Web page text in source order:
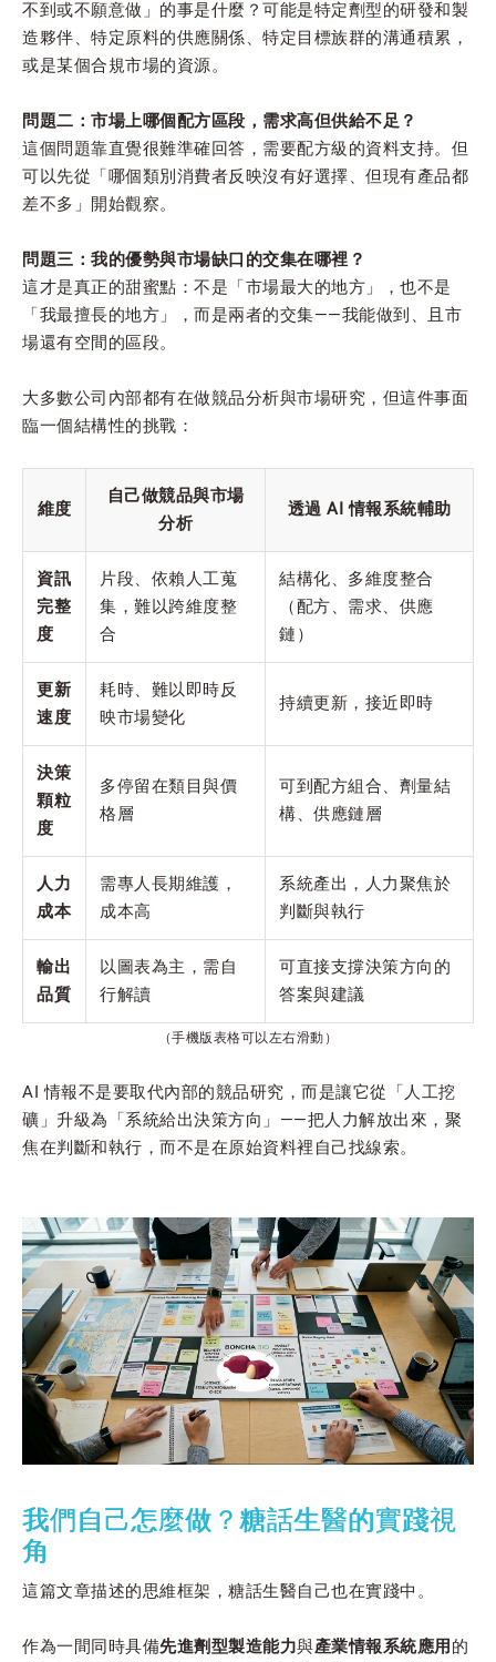
不到或不願意做」的事是什麼？可能是特定劑型的研發和製
造夥伴、特定原料的供應關係、特定目標族群的溝通積累，
或是某個合規市場的資源。
問題二：市場上哪個配方區段，需求高但供給不足？
這個問題靠直覺很難準確回答，需要配方級的資料支持。但
可以先從「哪個類別消費者反映沒有好選擇、但現有產品都
差不多」開始觀察。
問題三：我的優勢與市場缺口的交集在哪裡？
這才是真正的甜蜜點：不是「市場最大的地方」，也不是
「我最擅長的地方」，而是兩者的交集——我能做到、且市
場還有空間的區段。
大多數公司內部都有在做競品分析與市場研究，但這件事面
臨一個結構性的挑戰：
維度
自己做競品與市場
分析
透過 AI 情報系統輔助
資訊
完整
度
片段、依賴人工蒐
集，難以跨維度整
合
結構化、多維度整合
（配方、需求、供應
鏈）
更新
速度
耗時、難以即時反
映市場變化
持續更新，接近即時
決策
顆粒
度
多停留在類目與價
格層
可到配方組合、劑量結
構、供應鏈層
人力
成本
需專人長期維護，
成本高
系統產出，人力聚焦於
判斷與執行
輸出
品質
以圖表為主，需自
行解讀
可直接支撐決策方向的
答案與建議
（手機版表格可以左右滑動）
AI 情報不是要取代內部的競品研究，而是讓它從「人工挖
礦」升級為「系統給出決策方向」——把人力解放出來，聚
焦在判斷和執行，而不是在原始資料裡自己找線索。
我們自己怎麼做？糖話生醫的實踐視
角
這篇文章描述的思維框架，糖話生醫自己也在實踐中。
作為一間同時具備先進劑型製造能力與產業情報系統應用 的